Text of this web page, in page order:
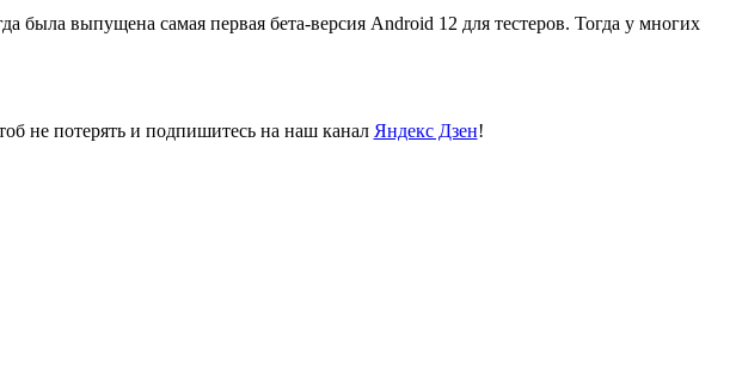
выпущена самая первая бета-версия Android 12 для тестеров. Тогда у многих
не потерять и подпишитесь на наш канал Яндекс Дзен!